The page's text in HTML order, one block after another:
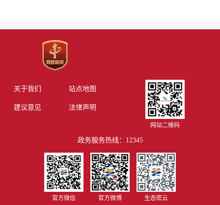
关于我们 站点地图
建议意见 法律声明
网站二维码
政务服务热线：12345
官方微信 官方微博 生态密云